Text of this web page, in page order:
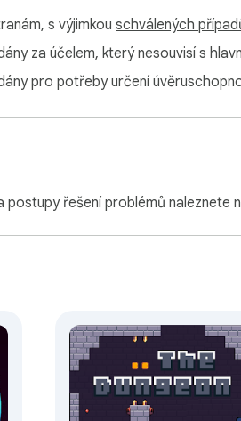
s výjimkou schválených
za účelem, který nesouvisí s
pro potřeby určení
postupy řešení problémů naleznete